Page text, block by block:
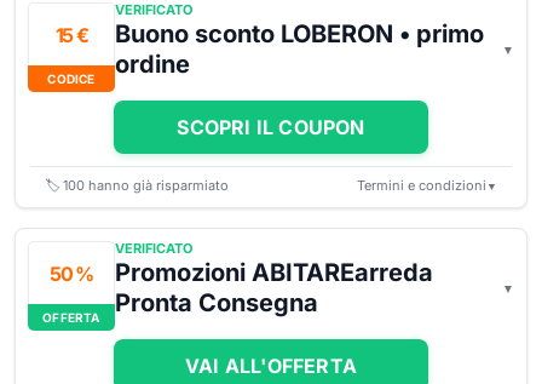
15 €
CODICE
VERIFICATO
Buono sconto LOBERON • primo
ordine
SCOPRI IL COUPON
🏷️ 100 hanno già risparmiato Termini e condizioni ▼
50 %
OFFERTA
VERIFICATO
Promozioni ABITAREarreda
Pronta Consegna
VAI ALL'OFFERTA